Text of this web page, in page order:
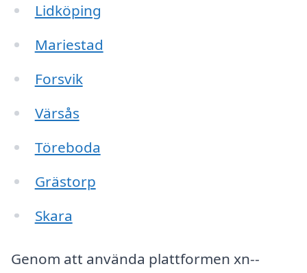
Lidköping
Mariestad
Forsvik
Värsås
Töreboda
Grästorp
Skara
Genom att använda plattformen xn--